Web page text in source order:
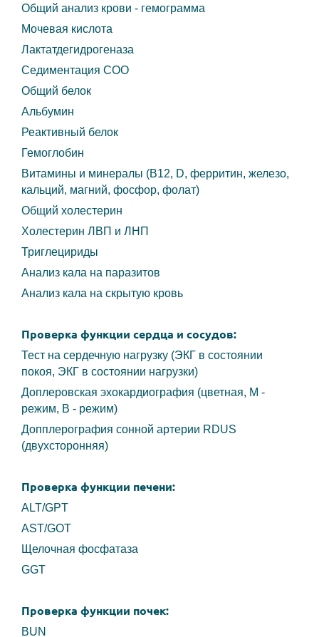
Общий анализ крови - гемограмма
Мочевая кислота
Лактатдегидрогеназа
Седиментация COO
Общий белок
Альбумин
Реактивный белок
Гемоглобин
Витамины и минералы (B12, D, ферритин, железо,
кальций, магний, фосфор, фолат)
Общий холестерин
Холестерин ЛВП и ЛНП
Триглецириды
Анализ кала на паразитов
Анализ кала на скрытую кровь
Проверка функции сердца и сосудов:
Тест на сердечную нагрузку (ЭКГ в состоянии
покоя, ЭКГ в состоянии нагрузки)
Доплеровская эхокардиография (цветная, М -
режим, В - режим)
Допплерография сонной артерии RDUS
(двухсторонняя)
Проверка функции печени:
ALT/GPT
AST/GOT
Щелочная фосфатаза
GGT
Проверка функции почек:
BUN